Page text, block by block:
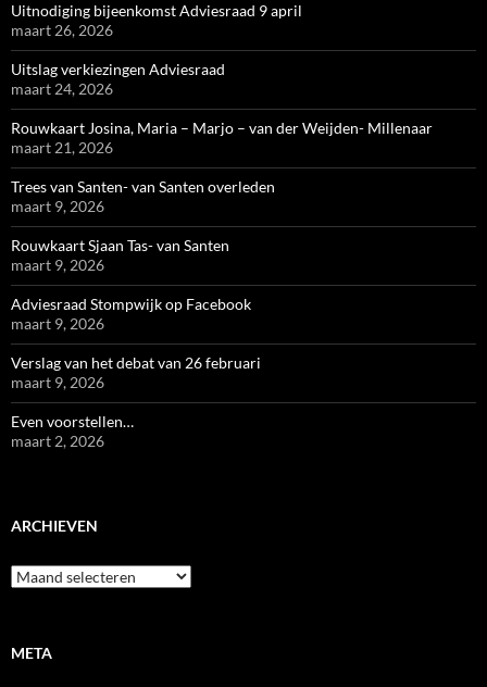
Uitnodiging bijeenkomst Adviesraad 9 april
maart 26, 2026
Uitslag verkiezingen Adviesraad
maart 24, 2026
Rouwkaart Josina, Maria – Marjo – van der Weijden- Millenaar
maart 21, 2026
Trees van Santen- van Santen overleden
maart 9, 2026
Rouwkaart Sjaan Tas- van Santen
maart 9, 2026
Adviesraad Stompwijk op Facebook
maart 9, 2026
Verslag van het debat van 26 februari
maart 9, 2026
Even voorstellen…
maart 2, 2026
ARCHIEVEN
Archieven
META